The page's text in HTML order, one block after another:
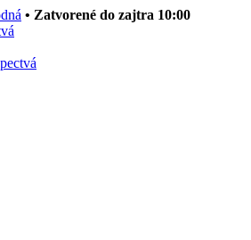
• Zatvorené do zajtra 10:00